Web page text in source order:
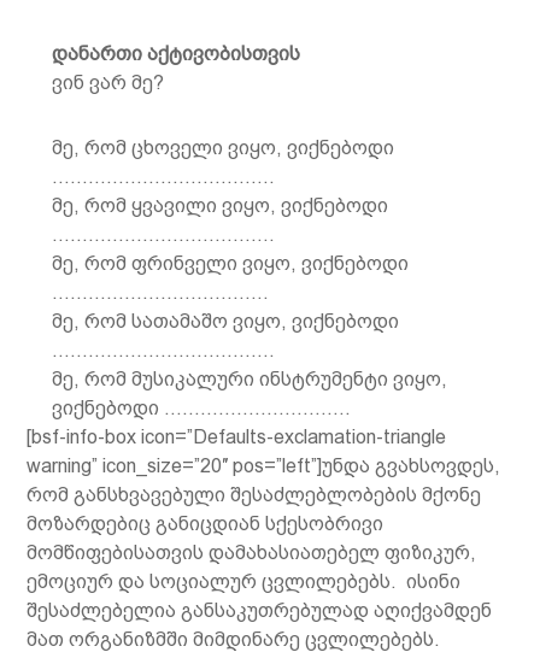
დანართი აქტივობისთვის
ვინ ვარ მე?
მე, რომ ცხოველი ვიყო, ვიქნებოდი
……………………………….
მე, რომ ყვავილი ვიყო, ვიქნებოდი
……………………………….
მე, რომ ფრინველი ვიყო, ვიქნებოდი
………………………………
მე, რომ სათამაშო ვიყო, ვიქნებოდი
……………………………….
მე, რომ მუსიკალური ინსტრუმენტი ვიყო,
ვიქნებოდი ………………………….
[bsf-info-box icon=”Defaults-exclamation-triangle
warning” icon_size=”20″ pos=”left”]უნდა გვახსოვდეს,
რომ განსხვავებული შესაძლებლობების მქონე
მოზარდებიც განიცდიან სქესობრივი
მომწიფებისათვის დამახასიათებელ ფიზიკურ,
ემოციურ და სოციალურ ცვლილებებს. ისინი
შესაძლებელია განსაკუთრებულად აღიქვამდენ
მათ ორგანიზმში მიმდინარე ცვლილებებს.